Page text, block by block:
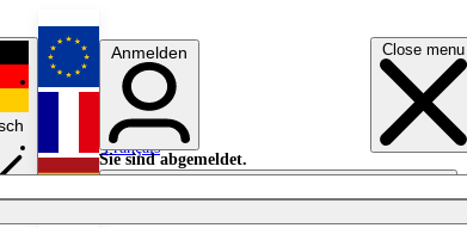
Close menu
English
Français
Anmelden
Sie sind abgemeldet.
Anmelden
Licht aus